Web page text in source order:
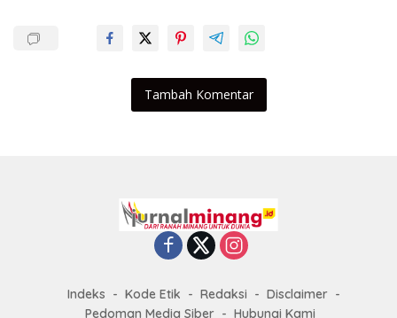
Tambah Komentar
Indeks Kode Etik Redaksi
Disclaimer
Pedoman Media Siber
Hubungi Kami